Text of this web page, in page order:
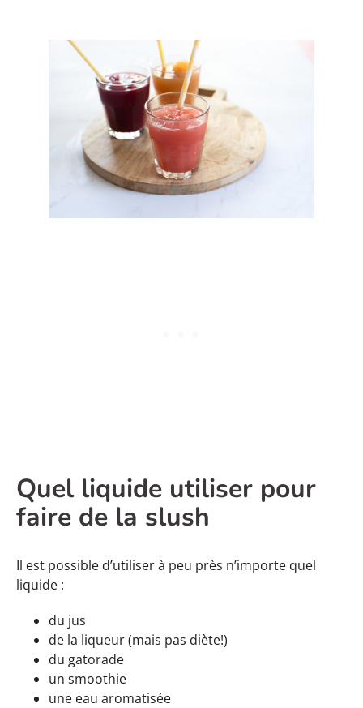
Quel liquide utiliser pour
faire de la slush
Il est possible d’utiliser à peu près n’importe quel
liquide :
du jus
de la liqueur (mais pas diète!)
du gatorade
un smoothie
une eau aromatisée